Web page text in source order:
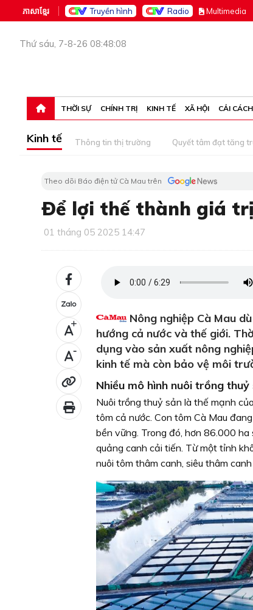
ភាសាខ្មែរ Truyền hình Radio Multimedia
Thứ sáu, 7-8-26 08:48:08
THỜI SỰ CHÍNH TRỊ KINH TẾ XÃ HỘI CẢI
Kinh tế Thông tin thị trường Quyết tâm đạt tăng
Theo dõi Báo điện tử Cà Mau trên
Ðể lợi thế thành giá
01 tháng 05 2025 14:47
+
-
Nông nghiệp Cà Mau
hướng cả nước và thế giới.
dụng vào sản xuất nông
kinh tế mà còn bảo vệ môi
Nhiều mô hình nuôi trồng thuỷ
Nuôi trồng thuỷ sản là thế mạnh
tôm cả nước. Con tôm Cà Mau
bền vững. Trong đó, hơn 86.000
quảng canh cải tiến. Từ một tỉnh
nuôi tôm thâm canh, siêu thâm